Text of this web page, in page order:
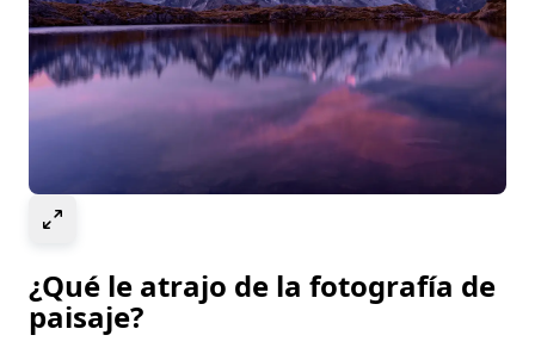
¿Qué le atrajo de la fotografía de
paisaje?